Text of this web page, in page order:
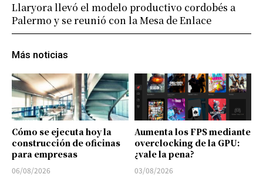
Más noticias
Cómo se ejecuta hoy la
construcción de oficinas
para empresas
06/08/2026
Aumenta los FPS mediante
overclocking de la GPU:
¿vale la pena?
03/08/2026
Llaryora llevó el modelo productivo cordobés a
Palermo y se reunió con la Mesa de Enlace